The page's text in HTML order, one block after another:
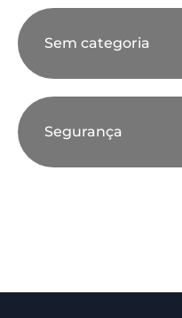
Sem categoria
Segurança